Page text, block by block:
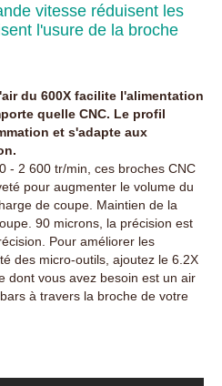
vitesse réduisent les
l'usure de la broche
du 600X facilite l'alimentation
quelle CNC. Le profil
et s'adapte aux
- 2 600 tr/min, ces broches CNC
pour augmenter le volume du
de coupe. Maintien de la
90 microns, la précision est
Pour améliorer les
des micro-outils, ajoutez le 6.2X
dont vous avez besoin est un air
à travers la broche de votre